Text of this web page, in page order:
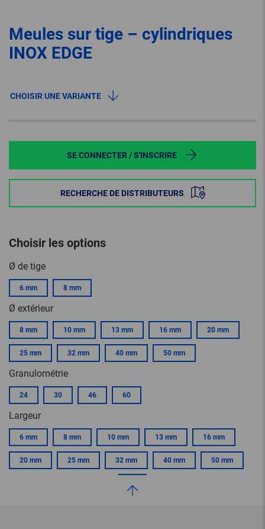
Meules sur tige – cylindriques
INOX EDGE
CHOISIR UNE VARIANTE
SE CONNECTER / S'INSCRIRE
RECHERCHE DE DISTRIBUTEURS
Choisir les options
Ø de tige
6 mm 8 mm
Ø extérieur
8 mm 10 mm 13 mm 16 mm 20 mm
25 mm 32 mm 40 mm 50 mm
Granulométrie
24 30 46 60
Largeur
6 mm 8 mm 10 mm 13 mm 16 mm
20 mm 25 mm 32 mm 40 mm 50 mm